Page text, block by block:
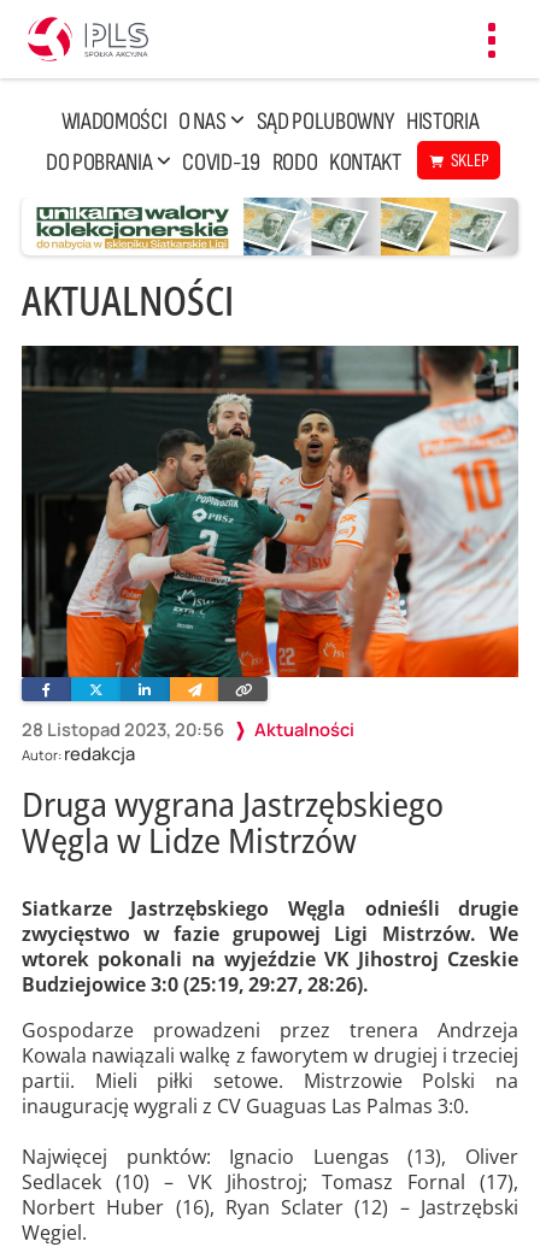
WIADOMOŚCI O NAS SĄD POLUBOWNY HISTORIA
DO POBRANIA
COVID-19 RODO KONTAKT SKLEP
AKTUALNOŚCI
28 Listopad 2023, 20:56 Aktualności
Autor: redakcja
FacebookTwitterLinkedinWyślij
e-
Skopiuj
link
Druga wygrana Jastrzębskiego
Węgla w Lidze Mistrzów
Siatkarze Jastrzębskiego Węgla odnieśli drugie
zwycięstwo w fazie grupowej Ligi Mistrzów. We
wtorek pokonali na wyjeździe VK Jihostroj Czeskie
Budziejowice 3:0 (25:19, 29:27, 28:26).
Gospodarze prowadzeni przez trenera Andrzeja
Kowala nawiązali walkę z faworytem w drugiej i trzeciej
partii. Mieli piłki setowe. Mistrzowie Polski na
inaugurację wygrali z CV Guaguas Las Palmas 3:0.
Najwięcej punktów: Ignacio Luengas (13), Oliver
Sedlacek (10) – VK Jihostroj; Tomasz Fornal (17),
Norbert Huber (16), Ryan Sclater (12) – Jastrzębski
Węgiel.